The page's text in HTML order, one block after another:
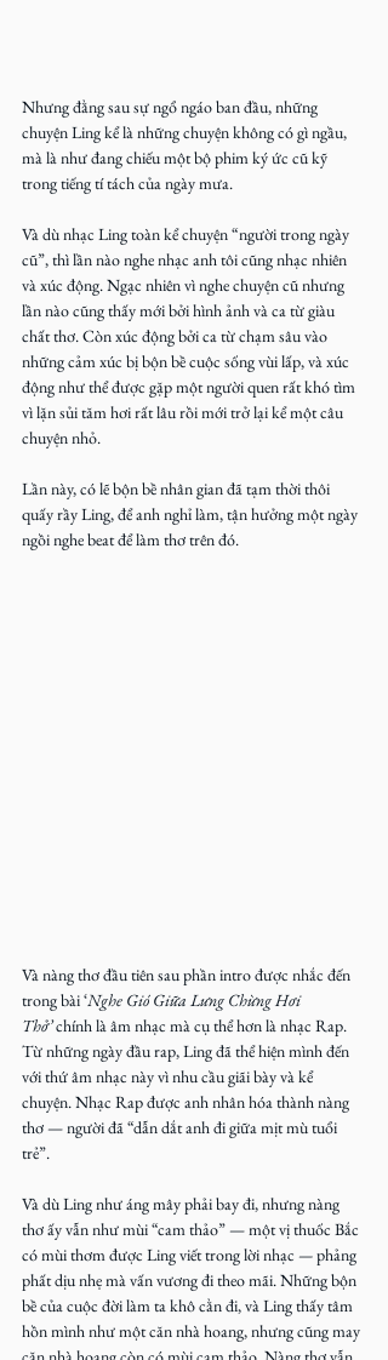
Nhưng đằng sau sự ngổ ngáo ban đầu, những
chuyện Ling kể là những chuyện không có gì ngầu,
mà là như đang chiếu một bộ phim ký ức cũ kỹ
trong tiếng tí tách của ngày mưa.
Và dù nhạc Ling toàn kể chuyện “người trong ngày
cũ”, thì lần nào nghe nhạc anh tôi cũng nhạc nhiên
và xúc động. Ngạc nhiên vì nghe chuyện cũ nhưng
lần nào cũng thấy mới bởi hình ảnh và ca từ giàu
chất thơ. Còn xúc động bởi ca từ chạm sâu vào
những cảm xúc bị bộn bề cuộc sống vùi lấp, và xúc
động như thể được gặp một người quen rất khó tìm
vì lặn sủi tăm hơi rất lâu rồi mới trở lại kể một câu
chuyện nhỏ.
Lần này, có lẽ bộn bề nhân gian đã tạm thời thôi
quấy rầy Ling, để anh nghỉ làm, tận hưởng một ngày
ngồi nghe beat để làm thơ trên đó.
Và nàng thơ đầu tiên sau phần intro được nhắc đến
trong bài ‘Nghe Gió Giữa Lưng Chừng Hơi
Thở’ chính là âm nhạc mà cụ thể hơn là nhạc Rap.
Từ những ngày đầu rap, Ling đã thể hiện mình đến
với thứ âm nhạc này vì nhu cầu giãi bày và kể
chuyện. Nhạc Rap được anh nhân hóa thành nàng
thơ — người đã “dẫn dắt anh đi giữa mịt mù tuổi
trẻ”.
Và dù Ling như áng mây phải bay đi, nhưng nàng
thơ ấy vẫn như mùi “cam thảo” — một vị thuốc Bắc
có mùi thơm được Ling viết trong lời nhạc — phảng
phất dịu nhẹ mà vấn vương đi theo mãi. Những bộn
bề của cuộc đời làm ta khô cằn đi, và Ling thấy tâm
hồn mình như một căn nhà hoang, nhưng cũng may